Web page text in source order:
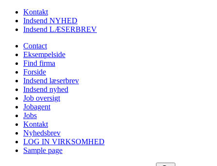
Kontakt
Indsend NYHED
Indsend LÆSERBREV
Contact
Eksempelside
Find firma
Forside
Indsend læserbrev
Indsend nyhed
Job oversigt
Jobagent
Jobs
Kontakt
Nyhedsbrev
LOG IN VIRKSOMHED
Sample page